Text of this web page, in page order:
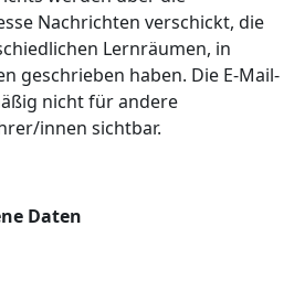
Nachrichten verschickt, die
Lernräumen, in
geschrieben haben. Die E-Mail-
nicht für andere
innen sichtbar.
Daten